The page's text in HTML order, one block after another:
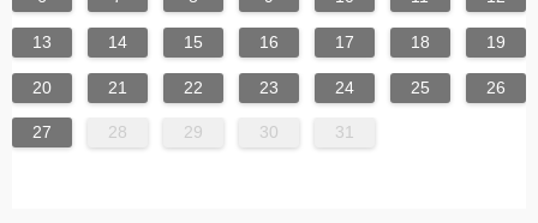
13 14 15 16 17 18 19
20 21 22 23 24 25 26
27 28 29 30 31